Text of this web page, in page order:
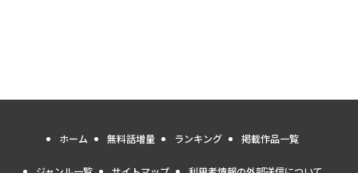
ホーム 無料話増量 ランキング 掲載作品一覧